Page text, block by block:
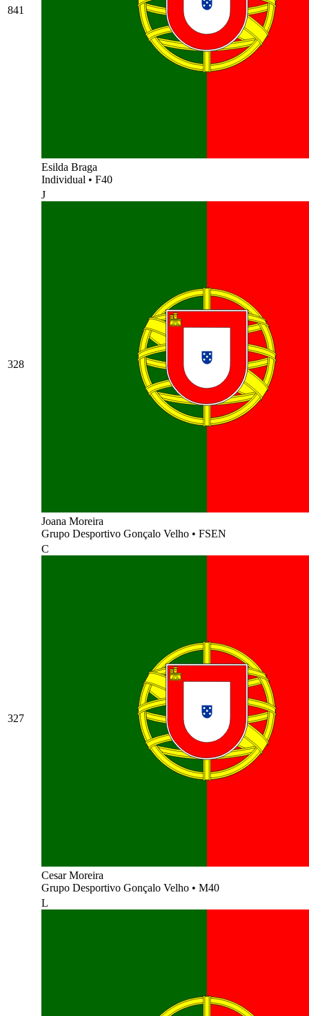
841
Esilda Braga
Individual • F40
328
J
Joana Moreira
Grupo Desportivo Gonçalo Velho • FSEN
327
C
Cesar Moreira
Grupo Desportivo Gonçalo Velho • M40
L